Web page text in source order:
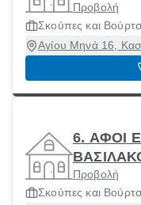
Προβολή
Σκούπες και
Αγίου Μηνά 16,
6. ΑΦΟΙ
Προβολή
Σκούπες και